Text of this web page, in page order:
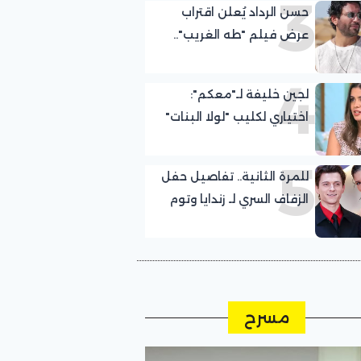
3
حسن الرداد يُعلن اقتراب
عرض فيلم "طه الغريب"..
4
لجين خليفة لـ"معكم":
اختياري لكليب "لولا البنات"
قبل التصوير بيوم
5
للمرة الثانية.. تفاصيل حفل
الزفاف السري لـ زندايا وتوم
مسرح